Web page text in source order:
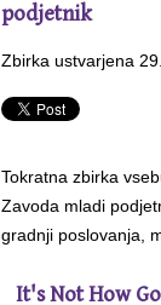
podjetnik
Zbirka ustvarjena
Tokratna zbirka
Zavoda mladi
gradnji poslovanja,
It's Not How